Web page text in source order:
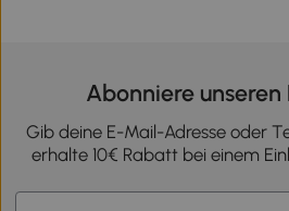
Abonniere
Gib deine E-Mail-Adresse oder
erhalte 10€ Rabatt bei einem